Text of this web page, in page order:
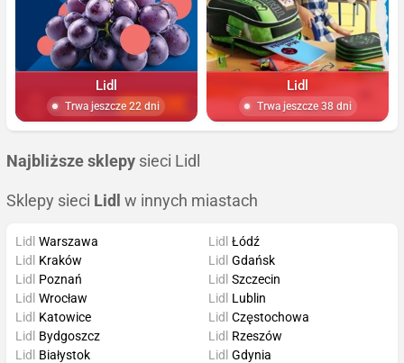
Lidl
Trwa jeszcze 22 dni
Lidl
Trwa jeszcze 38 dni
Najbliższe sklepy sieci Lidl
Sklepy sieci Lidl w innych miastach
Lidl Warszawa
Lidl
Kraków
Lidl
Poznań
Lidl Wrocław
Lidl Łódź
Lidl Gdańsk
Lidl Szczecin
Lidl
Lublin
Lidl
Katowice
Lidl
Bydgoszcz
Lidl
Białystok
Lidl Częstochowa
Lidl
Rzeszów
Lidl Gdynia